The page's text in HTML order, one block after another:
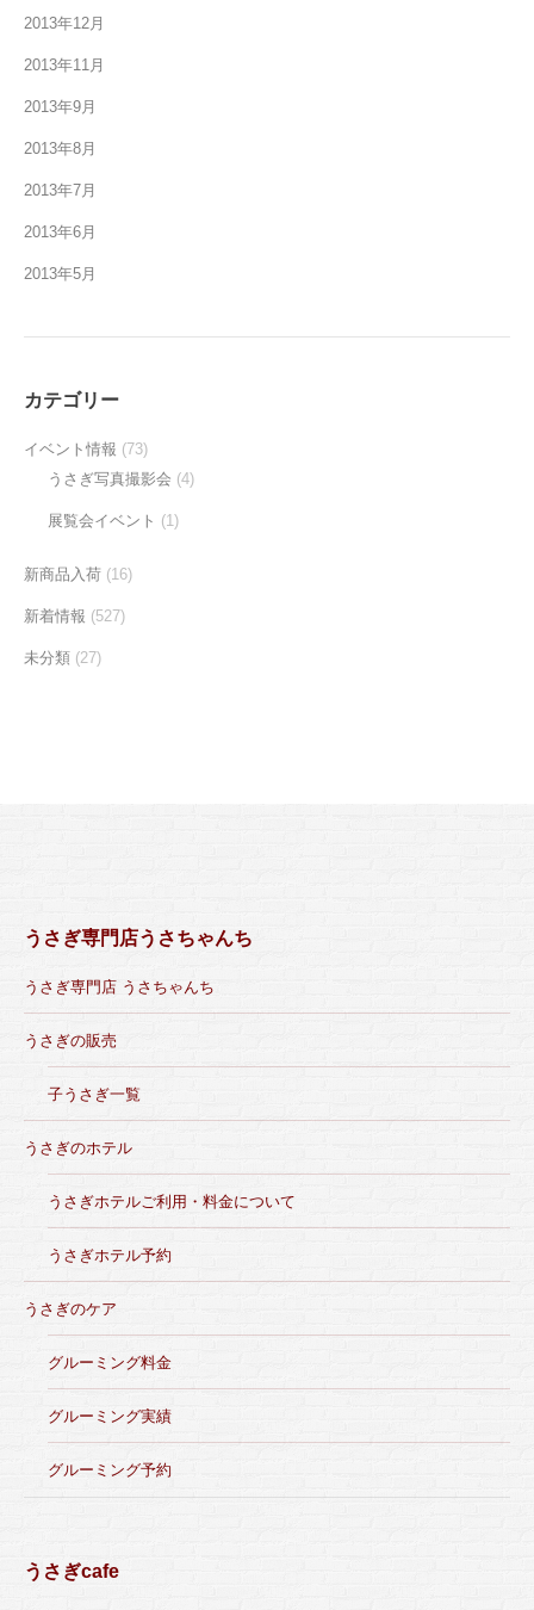
2013年12月
2013年11月
2013年9月
2013年8月
2013年7月
2013年6月
2013年5月
カテゴリー
イベント情報 (73)
うさぎ写真撮影会 (4)
展覧会イベント (1)
新商品入荷 (16)
新着情報 (527)
未分類 (27)
うさぎ専門店うさちゃんち
うさぎ専門店 うさちゃんち
うさぎの販売
子うさぎ一覧
うさぎのホテル
うさぎホテルご利用・料金について
うさぎホテル予約
うさぎのケア
グルーミング料金
グルーミング実績
グルーミング予約
うさぎcafe